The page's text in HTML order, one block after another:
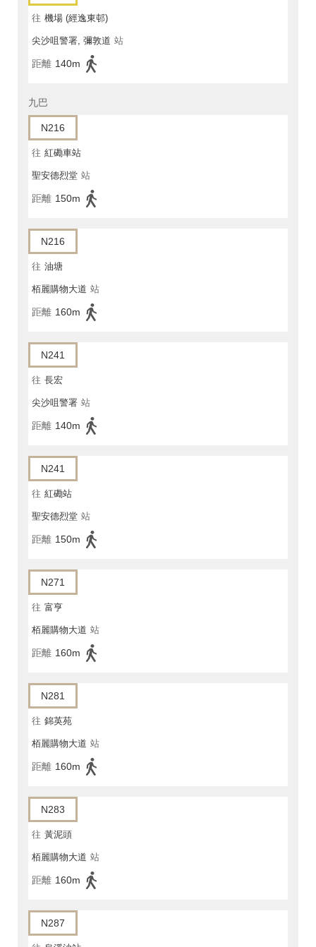
往 機場 (經逸東邨)
尖沙咀警署, 彌敦道 站
距離 140m
九巴
N216
往 紅磡車站
聖安德烈堂 站
距離 150m
N216
往 油塘
栢麗購物大道 站
距離 160m
N241
往 長宏
尖沙咀警署 站
距離 140m
N241
往 紅磡站
聖安德烈堂 站
距離 150m
N271
往 富亨
栢麗購物大道 站
距離 160m
N281
往 錦英苑
栢麗購物大道 站
距離 160m
N283
往 黃泥頭
栢麗購物大道 站
距離 160m
N287